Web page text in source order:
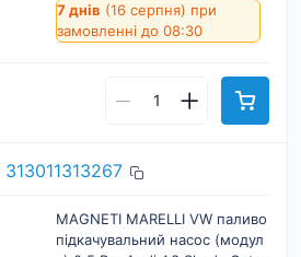
7 днів (16 серпня) при
замовленні до 08:30
313011313267
MAGNETI MARELLI VW паливо
підкачувальний насос (модул